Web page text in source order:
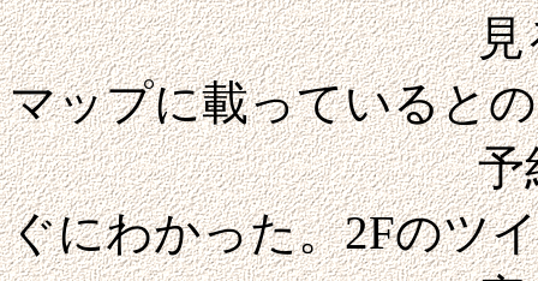
見るべきとこ
マップに載っていると
予約してい
ぐにわかった。2Fのツ